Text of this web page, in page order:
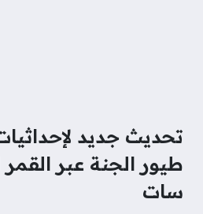
تحديث جديد
طيور الجنة عبر
سات